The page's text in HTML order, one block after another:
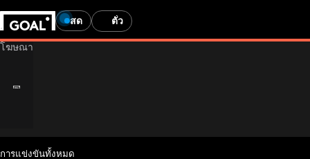
สด ตั๋ว
การแข่งขันทั้งหมด